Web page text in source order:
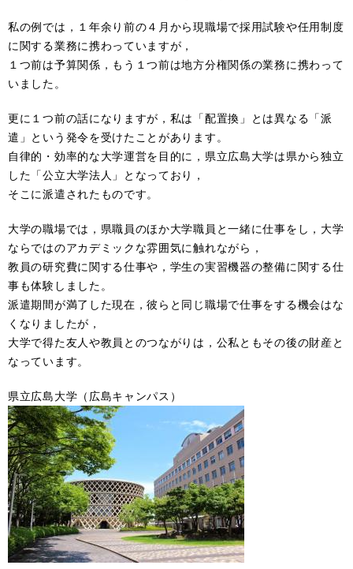
私の例では，１年余り前の４月から現職場で採用試験や任用制度
に関する業務に携わっていますが，
１つ前は予算関係，もう１つ前は地方分権関係の業務に携わって
いました。
更に１つ前の話になりますが，私は「配置換」とは異なる「派
遣」という発令を受けたことがあります。
自律的・効率的な大学運営を目的に，県立広島大学は県から独立
した「公立大学法人」となっており，
そこに派遣されたものです。
大学の職場では，県職員のほか大学職員と一緒に仕事をし，大学
ならではのアカデミックな雰囲気に触れながら，
教員の研究費に関する仕事や，学生の実習機器の整備に関する仕
事も体験しました。
派遣期間が満了した現在，彼らと同じ職場で仕事をする機会はな
くなりましたが，
大学で得た友人や教員とのつながりは，公私ともその後の財産と
なっています。
県立広島大学（広島キャンパス）